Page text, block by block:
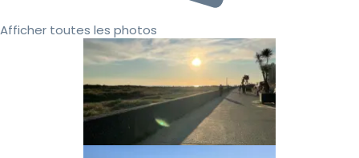
Afficher toutes les photos